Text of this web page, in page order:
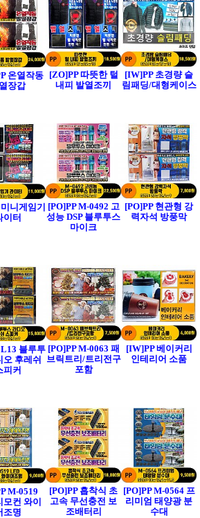
온열작동
장갑
[ZO]PP 따뜻한 털
내피 발열조끼
[IW]PP 초경량 슬
림패딩/대형케이스
니게임기
이터
[PO]PP M-0492 고
성능 DSP 블루투스
마이크
[PO]PP 현관형 강
력자석 방풍막
L13 블루투
오 후레쉬
피커
[PO]PP M-0063 패
브릭트리/트리전구
포함
[IW]PP 베이커리
인테리어 소품
M-0519
모컨 와이
조명
[PO]PP 흡착식 초
고속 무선충전 보
조배터리
[PO]PP M-0564 프
리미엄 태양광 분
수대